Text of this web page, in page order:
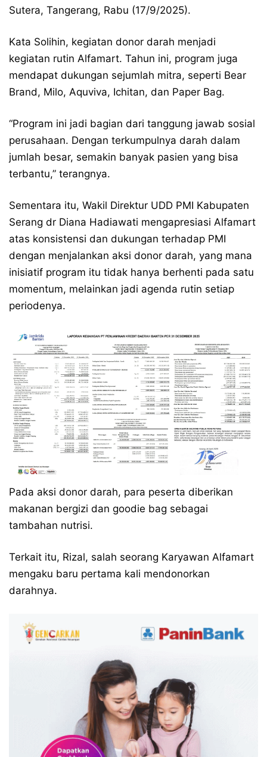
Sutera, Tangerang, Rabu (17/9/2025).
Kata Solihin, kegiatan donor darah menjadi
kegiatan rutin Alfamart. Tahun ini, program juga
mendapat dukungan sejumlah mitra, seperti Bear
Brand, Milo, Aquviva, Ichitan, dan Paper Bag.
“Program ini jadi bagian dari tanggung jawab sosial
perusahaan. Dengan terkumpulnya darah dalam
jumlah besar, semakin banyak pasien yang bisa
terbantu,” terangnya.
Sementara itu, Wakil Direktur UDD PMI Kabupaten
Serang dr Diana Hadiawati mengapresiasi Alfamart
atas konsistensi dan dukungan terhadap PMI
dengan menjalankan aksi donor darah, yang mana
inisiatif program itu tidak hanya berhenti pada satu
momentum, melainkan jadi agenda rutin setiap
periodenya.
Pada aksi donor darah, para peserta diberikan
makanan bergizi dan goodie bag sebagai
tambahan nutrisi.
Terkait itu, Rizal, salah seorang Karyawan Alfamart
mengaku baru pertama kali mendonorkan
darahnya.